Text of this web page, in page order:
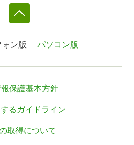
ン版 パソコン版
保護基本方針
るガイドライン
取得について